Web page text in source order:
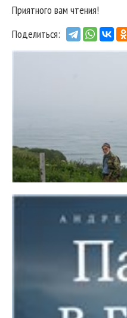
Приятного вам чтения!
Поделиться: